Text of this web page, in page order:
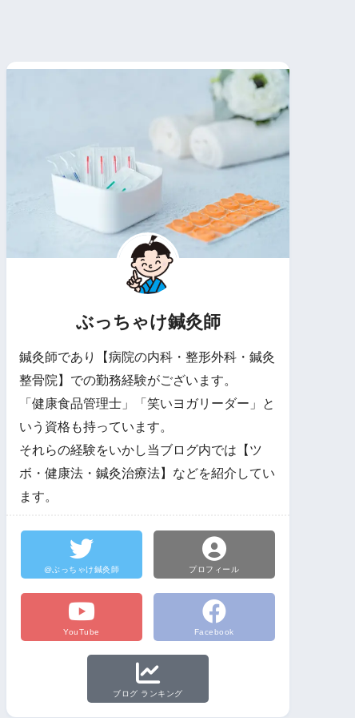
ぶっちゃけ鍼灸師
鍼灸師であり【病院の内科・整形外科・鍼灸
整骨院】での勤務経験がございます。
「健康食品管理士」「笑いヨガリーダー」と
いう資格も持っています。
それらの経験をいかし当ブログ内では【ツ
ボ・健康法・鍼灸治療法】などを紹介してい
ます。
@ぶっちゃけ鍼灸師 プロフィール
YouTube Facebook
ブログ ランキング